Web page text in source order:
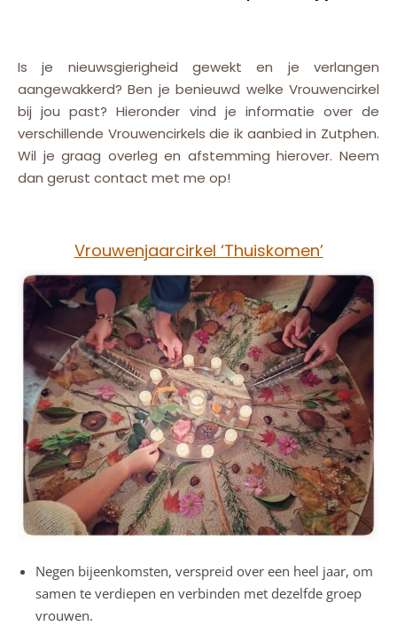
Is je nieuwsgierigheid gewekt en je verlangen
aangewakkerd? Ben je benieuwd welke Vrouwencirkel
bij jou past? Hieronder vind je informatie over de
verschillende Vrouwencirkels die ik aanbied in Zutphen.
Wil je graag overleg en afstemming hierover. Neem
dan gerust contact met me op!
Vrouwenjaarcirkel ‘Thuiskomen’
Negen bijeenkomsten, verspreid over een heel jaar, om
samen te verdiepen en verbinden met dezelfde groep
vrouwen.